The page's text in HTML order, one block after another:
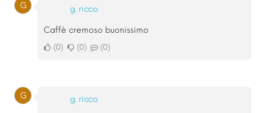
G g. ricco
Caffè cremoso buonissimo
0 0 0
G g. ricco